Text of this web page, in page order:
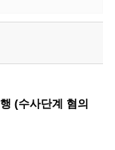
(수사단계 혐의